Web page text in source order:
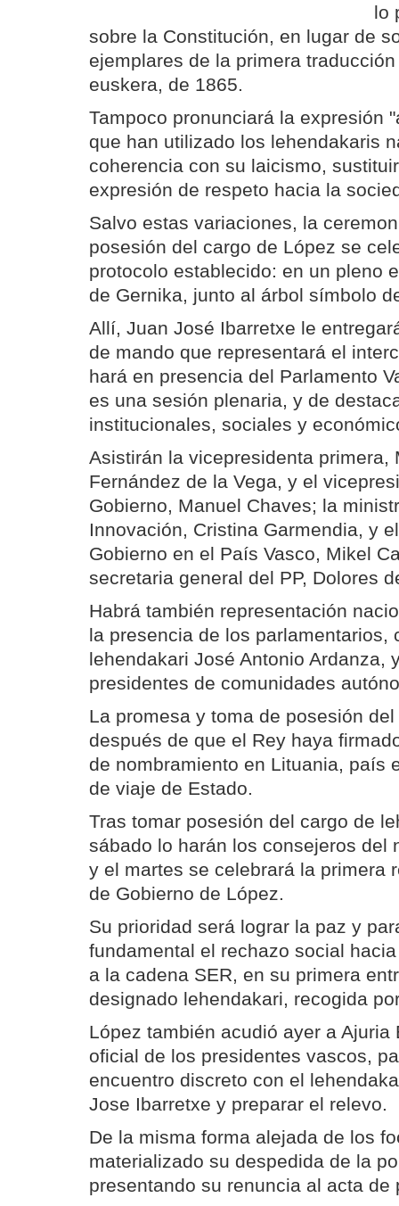
lo
sobre la Constitución, en lugar de
ejemplares de la primera
euskera, de 1865.
Tampoco pronunciará la expresión
que han utilizado los lehendakaris
coherencia con su laicismo,
expresión de respeto hacia la
Salvo estas variaciones, la
posesión del cargo de López se
protocolo establecido: en un pleno
de Gernika, junto al árbol símbolo
Allí, Juan José Ibarretxe le
de mando que representará el
hará en presencia del Parlamento
es una sesión plenaria, y de
institucionales, sociales y
Asistirán la vicepresidenta primera,
Fernández de la Vega, y el
Gobierno, Manuel Chaves; la
Innovación, Cristina Garmendia, y
Gobierno en el País Vasco, Mikel
secretaria general del PP, Dolores
Habrá también representación
la presencia de los parlamentarios,
lehendakari José Antonio Ardanza,
presidentes de comunidades
La promesa y toma de posesión
después de que el Rey haya
de nombramiento en Lituania, país
de viaje de Estado.
Tras tomar posesión del cargo de
sábado lo harán los consejeros del
y el martes se celebrará la primera
de Gobierno de López.
Su prioridad será lograr la paz y
fundamental el rechazo social
a la cadena SER, en su primera
designado lehendakari, recogida
López también acudió ayer a Ajuria
oficial de los presidentes vascos,
encuentro discreto con el
Jose Ibarretxe y preparar el relevo.
De la misma forma alejada de los
materializado su despedida de la
presentando su renuncia al acta de